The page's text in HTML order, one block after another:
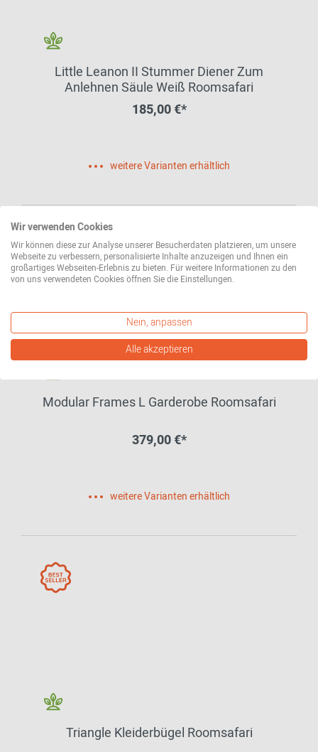
Little Leanon II Stummer Diener Zum
Anlehnen Säule Weiß Roomsafari
185,00 €*
weitere Varianten erhältlich
Modular Frames L Garderobe Roomsafari
379,00 €*
weitere Varianten erhältlich
Triangle Kleiderbügel Roomsafari
Wir verwenden Cookies
Wir können diese zur Analyse unserer Besucherdaten platzieren, um unsere
Webseite zu verbessern, personalisierte Inhalte anzuzeigen und Ihnen ein
großartiges Webseiten-Erlebnis zu bieten. Für weitere Informationen zu den
von uns verwendeten Cookies öffnen Sie die Einstellungen.
Nein, anpassen
Alle akzeptieren